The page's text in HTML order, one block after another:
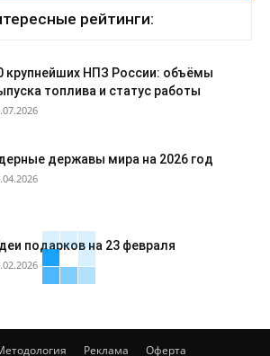
рейтинги:
крупнейших НПЗ России: объёмы
топлива и статус работы
державы мира на 2026 год
подарков на 23 февраля
Реклама Оферта